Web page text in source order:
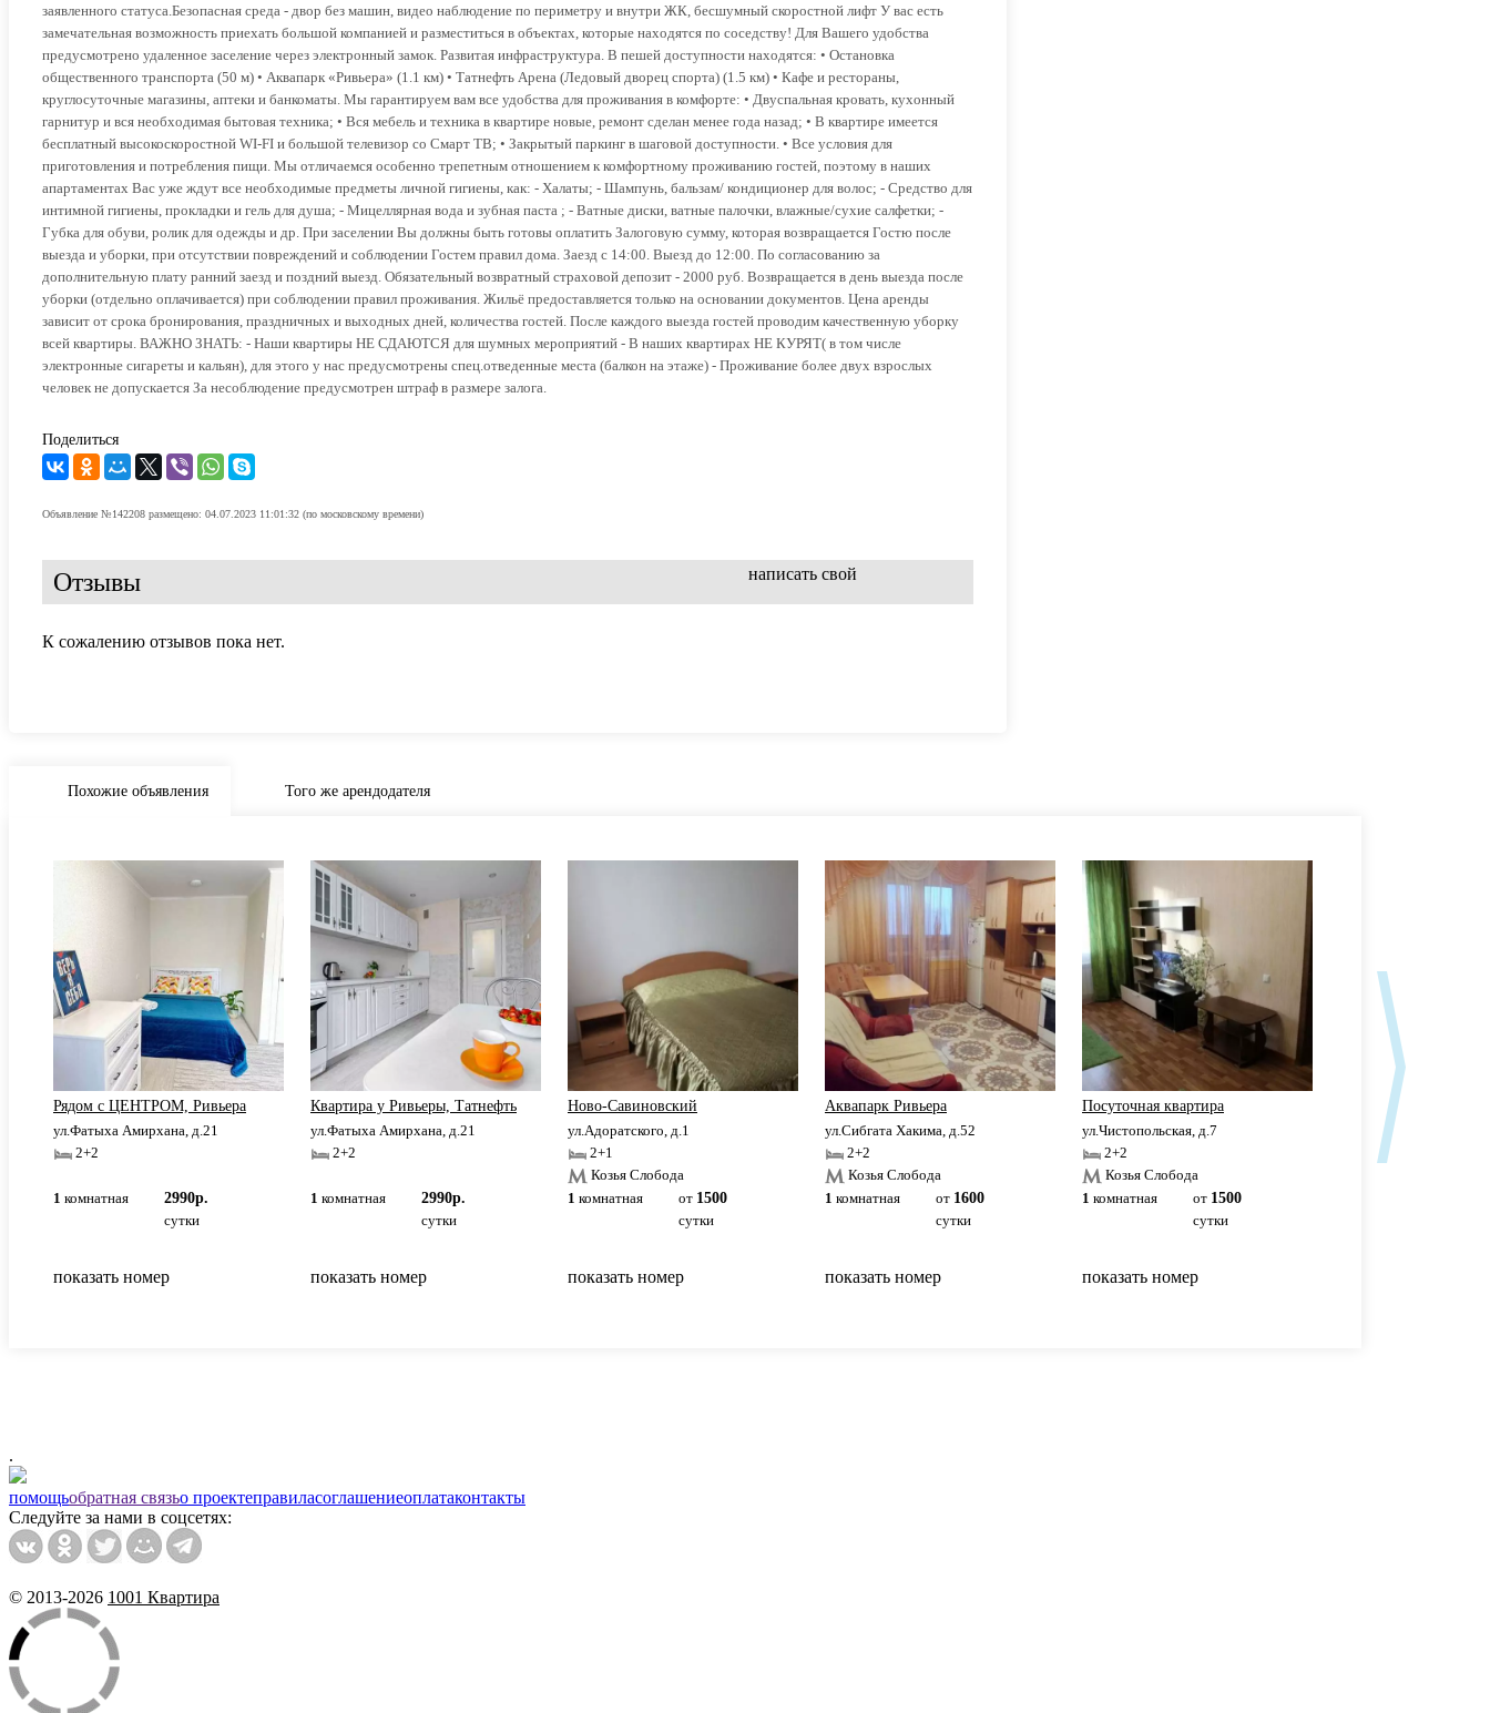
заявленного статуса.Безопасная среда - двор без машин, видео наблюдение по периметру и внутри ЖК, бесшумный скоростной лифт У вас есть
замечательная возможность приехать большой компанией и разместиться в объектах, которые находятся по соседству! Для Вашего удобства
предусмотрено удаленное заселение через электронный замок. Развитая инфраструктура. В пешей доступности находятся: • Остановка
общественного транспорта (50 м) • Аквапарк «Ривьера» (1.1 км) • Татнефть Арена (Ледовый дворец спорта) (1.5 км) • Кафе и рестораны,
круглосуточные магазины, аптеки и банкоматы. Мы гарантируем вам все удобства для проживания в комфорте: • Двуспальная кровать, кухонный
гарнитур и вся необходимая бытовая техника; • Вся мебель и техника в квартире новые, ремонт сделан менее года назад; • В квартире имеется
бесплатный высокоскоростной WI-FI и большой телевизор со Смарт ТВ; • Закрытый паркинг в шаговой доступности. • Все условия для
приготовления и потребления пищи. Мы отличаемся особенно трепетным отношением к комфортному проживанию гостей, поэтому в наших
апартаментах Вас уже ждут все необходимые предметы личной гигиены, как: - Халаты; - Шампунь, бальзам/ кондиционер для волос; - Средство для
интимной гигиены, прокладки и гель для душа; - Мицеллярная вода и зубная паста ; - Ватные диски, ватные палочки, влажные/сухие салфетки; -
Губка для обуви, ролик для одежды и др. При заселении Вы должны быть готовы оплатить Залоговую сумму, которая возвращается Гостю после
выезда и уборки, при отсутствии повреждений и соблюдении Гостем правил дома. Заезд с 14:00. Выезд до 12:00. По согласованию за
дополнительную плату ранний заезд и поздний выезд. Обязательный возвратный страховой депозит - 2000 руб. Возвращается в день выезда после
уборки (отдельно оплачивается) при соблюдении правил проживания. Жильё предоставляется только на основании документов. Цена аренды
зависит от срока бронирования, праздничных и выходных дней, количества гостей. После каждого выезда гостей проводим качественную уборку
всей квартиры. ВАЖНО ЗНАТЬ: - Наши квартиры НЕ СДАЮТСЯ для шумных мероприятий - В наших квартирах НЕ КУРЯТ( в том числе
электронные сигареты и кальян), для этого у нас предусмотрены спец.отведенные места (балкон на этаже) - Проживание более двух взрослых
человек не допускается За несоблюдение предусмотрен штраф в размере залога.
Поделиться
Объявление №142208 размещено: 04.07.2023 11:01:32 (по московскому времени)
Отзывы написать свой
К сожалению отзывов пока нет.
Похожие объявления Того же арендодателя
Рядом с ЦЕНТРОМ, Ривьера
ул.Фатыха Амирхана, д.21
2+2
1 комнатная
2990р.
сутки
показать номер
Квартира у Ривьеры, Татнефть
ул.Фатыха Амирхана, д.21
2+2
1 комнатная
2990р.
сутки
показать номер
Ново-Савиновский
ул.Адоратского, д.1
2+1
Козья Слобода
1 комнатная от 1500
сутки
показать номер
Аквапарк Ривьера
ул.Сибгата Хакима, д.52
2+2
Козья Слобода
1 комнатная от 1600
сутки
показать номер
Посуточная квартира
ул.Чистопольская, д.7
2+2
Козья Слобода
1 комнатная от 1500
сутки
показать номер
Аквапарк Ривьера
ул.Чистопольская, д.61Б
2+2
.
помощьобратная связьо проектеправиласоглашениеоплатаконтакты
Следуйте за нами в соцсетях:
© 2013-2026 1001 Квартира